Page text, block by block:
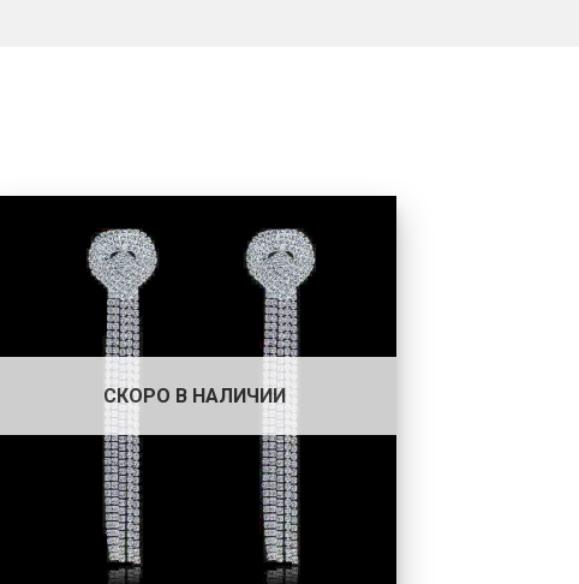
СКОРО В НАЛИЧИИ